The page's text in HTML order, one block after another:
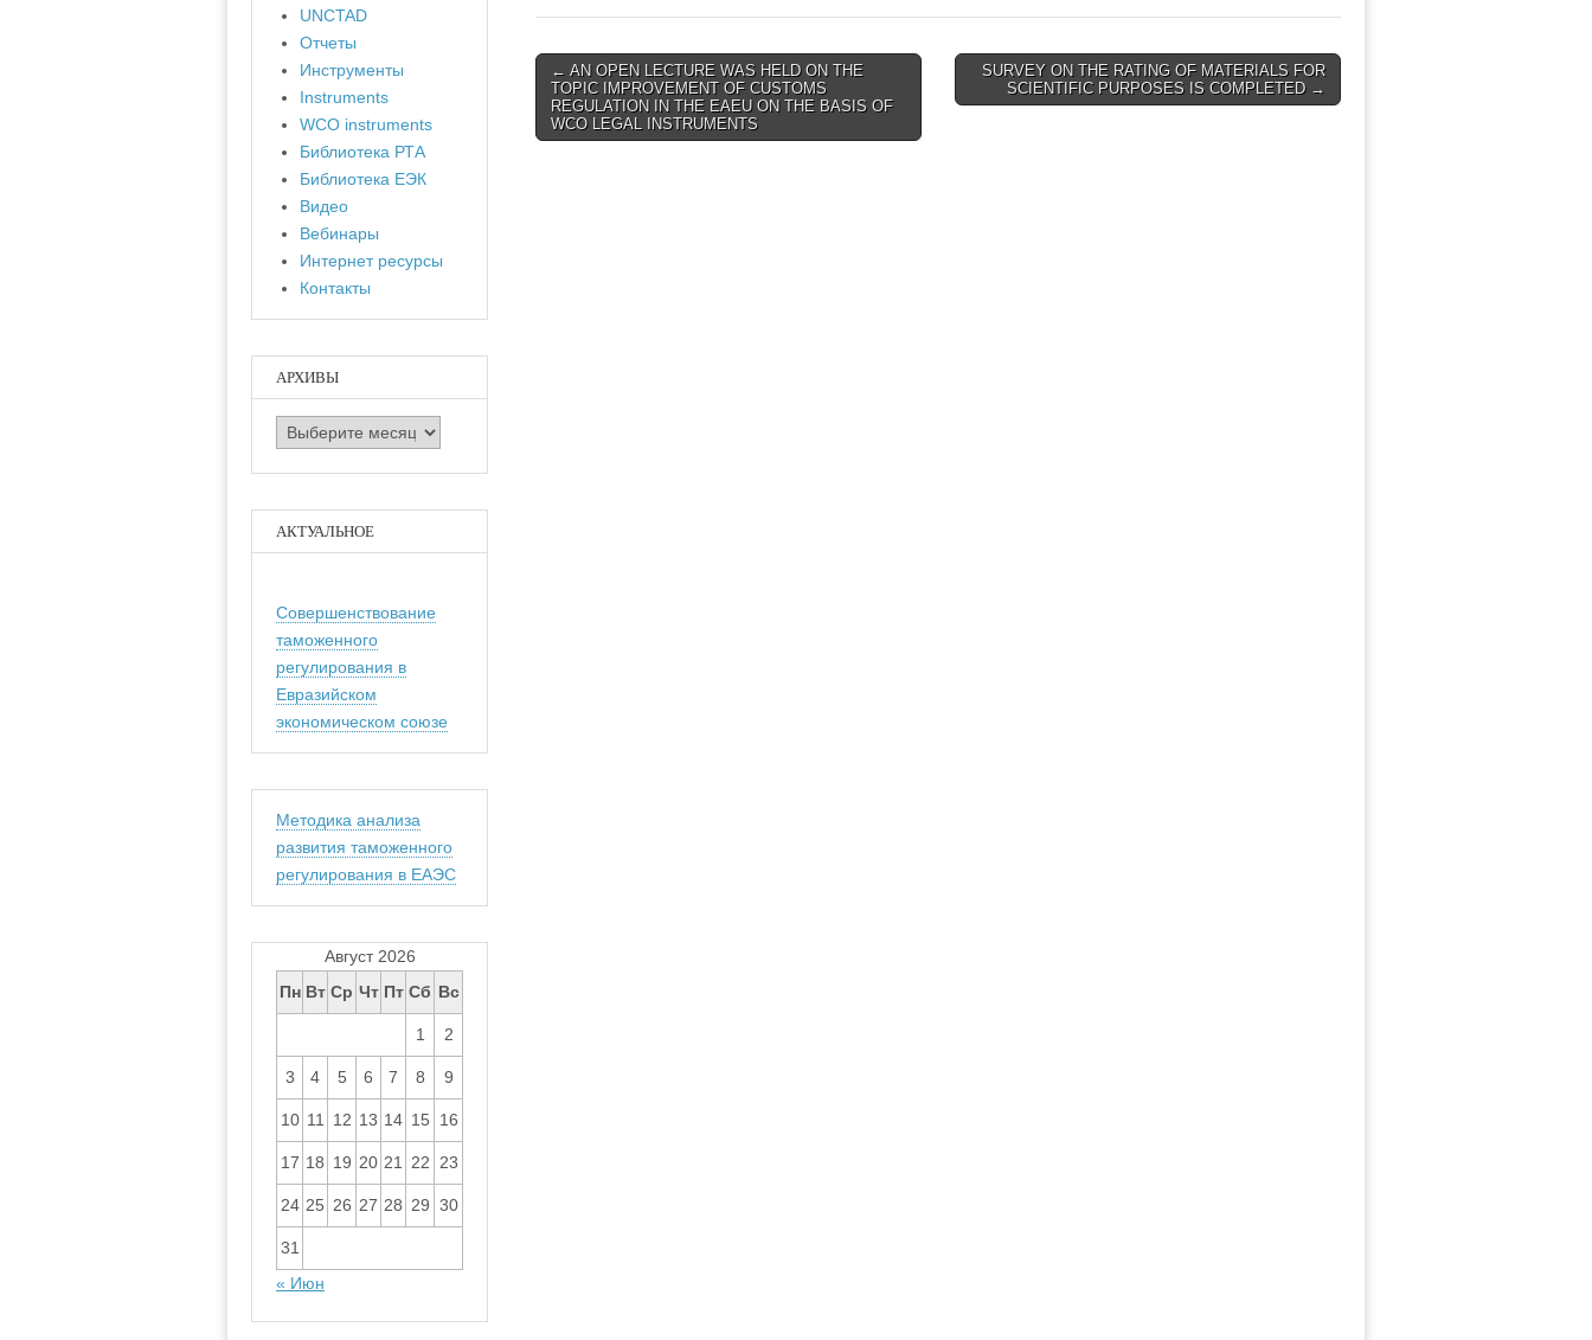
Post
navigation
← AN OPEN LECTURE WAS HELD ON THE
TOPIC IMPROVEMENT OF CUSTOMS
REGULATION IN THE EAEU ON THE BASIS OF
WCO LEGAL INSTRUMENTS
SURVEY ON THE RATING OF MATERIALS FOR
SCIENTIFIC PURPOSES IS COMPLETED →
UNCTAD
Отчеты
Инструменты
Instruments
WCO instruments
Библиотека РТА
Библиотека ЕЭК
Видео
Вебинары
Интернет ресурсы
Контакты
АРХИВЫ
Архивы
АКТУАЛЬНОЕ
Совершенствование
таможенного
регулирования в
Евразийском
экономическом союзе
Методика анализа
развития таможенного
регулирования в ЕАЭС
Август 2026
Пн Вт Ср Чт Пт Сб Вс
1 2
3 4 5 6 7 8 9
10 11 12 13 14 15 16
17 18 19 20 21 22 23
24 25 26 27 28 29 30
31
« Июн